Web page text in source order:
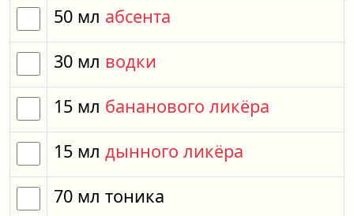
50 мл абсента
30 мл водки
15 мл бананового ликёра
15 мл дынного ликёра
70 мл тоника